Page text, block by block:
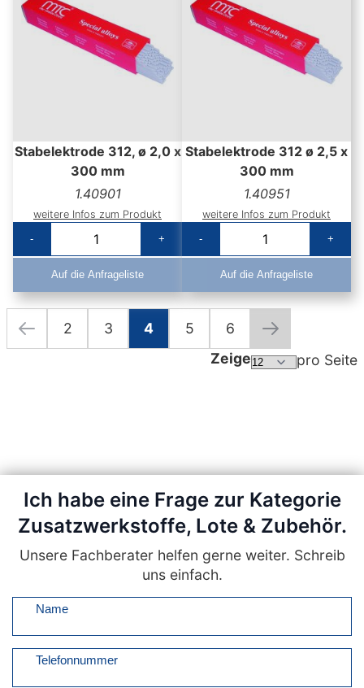
Stabelektrode 312, ø 2,0 x
300 mm
1.40901
weitere Infos zum Produkt
-
+
Auf die Anfrageliste
Stabelektrode 312 ø 2,5 x
300 mm
1.40951
weitere Infos zum Produkt
-
+
Auf die Anfrageliste
SeiteSeite
ZurückSeite
2 Seite
3 Sie lesen gerade die Seite
4 Seite
5 Seite
6 Seite
Weiter
Zeige
pro Seite
Ich habe eine Frage zur Kategorie
Zusatzwerkstoffe, Lote & Zubehör.
Unsere Fachberater helfen gerne weiter. Schreib
uns einfach.
Name
Telefonnummer